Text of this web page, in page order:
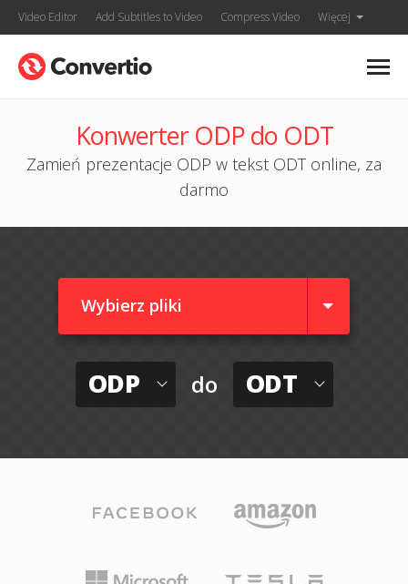
Video Editor Add Subtitles to Video Compress Video Więcej
Konwerter ODP do ODT
Zamień prezentacje ODP w tekst ODT online, za
darmo
Wybierz pliki
ODP do ODT